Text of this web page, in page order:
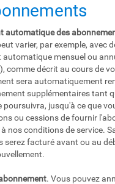
automatique des
varier, par exemple, avec
automatique mensuel ou
comme décrit au cours de
sera automatiquement
supplémentaires tant
poursuivra, jusqu'à ce que
ou cessions de fournir
nos conditions de service.
serez facturé avant ou au
. Vous pouvez